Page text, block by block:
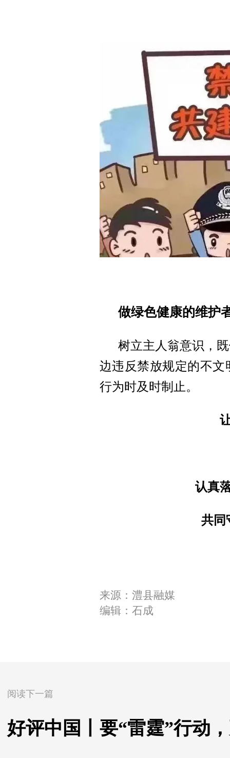
做绿色健康的维护
树立主人翁意识，
边违反禁放规定的不文
行为时及时制止。
认真
共同
来源：澧县融媒
编辑：石成
阅读下一篇
好评中国丨要“雷霆”行动